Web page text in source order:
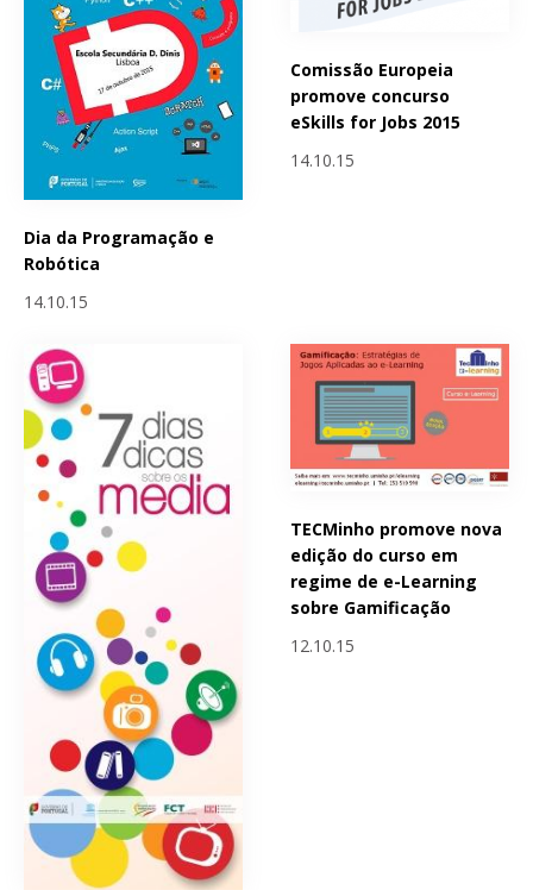
Dia da Programação e
Robótica
14.10.15
Comissão Europeia
promove concurso
eSkills for Jobs 2015
14.10.15
TECMinho promove nova
edição do curso em
regime de e-Learning
sobre Gamificação
12.10.15